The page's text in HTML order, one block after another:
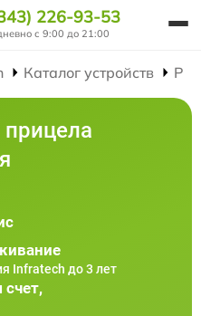
226-93-53
с 9:00 до 21:00
Каталог устройств
Infratech до 3 лет
счет,